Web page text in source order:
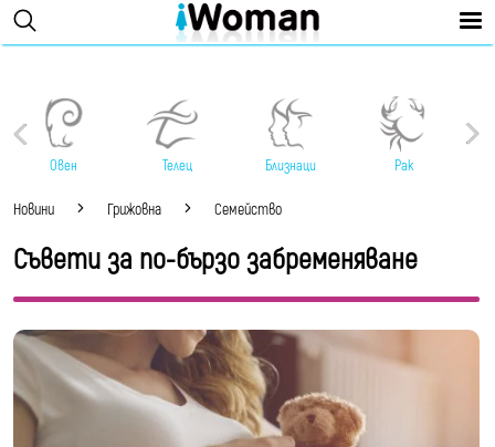
Овен Телец Близнаци Рак
Новини Грижовна Семейство
Съвети за по-бързо забременяване